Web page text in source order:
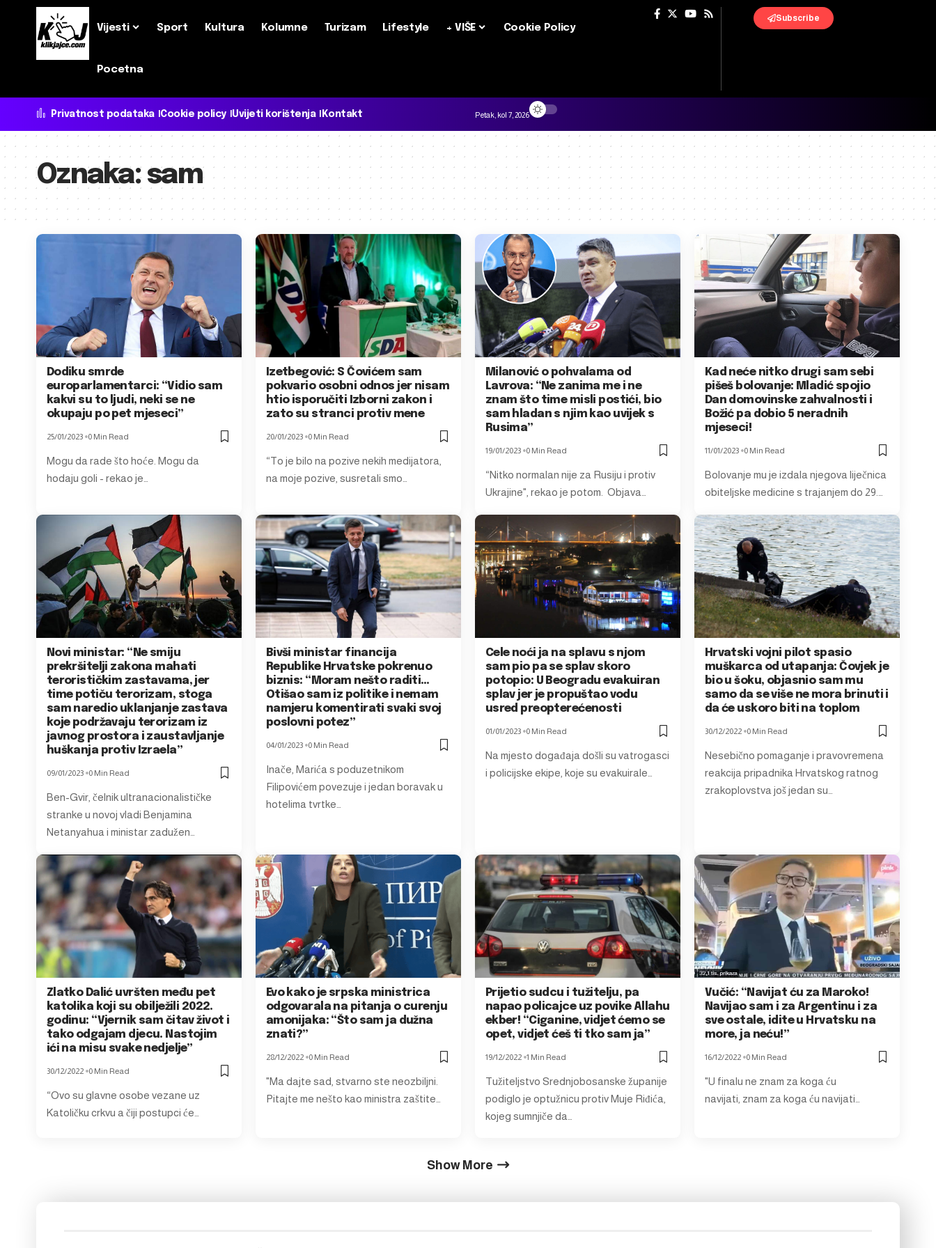
Vijesti Sport Kultura Kolumne Turizam Lifestyle + VIŠE Cookie Policy
Pocetna
Subscribe
Privatnost podataka Cookie policy Uvijeti korištenja Kontakt Petak, kol 7, 2026
Oznaka: sam
Dodiku smrde
europarlamentarci: “Vidio sam
kakvi su to ljudi, neki se ne
okupaju po pet mjeseci”
25/01/2023 0 Min Read
Mogu da rade što hoće. Mogu da
hodaju goli - rekao je…
Izetbegović: S Čovićem sam
pokvario osobni odnos jer nisam
htio isporučiti Izborni zakon i
zato su stranci protiv mene
20/01/2023 0 Min Read
“To je bilo na pozive nekih medijatora,
na moje pozive, susretali smo…
Milanović o pohvalama od
Lavrova: “Ne zanima me i ne
znam što time misli postići, bio
sam hladan s njim kao uvijek s
Rusima”
19/01/2023 0 Min Read
“Nitko normalan nije za Rusiju i protiv
Ukrajine", rekao je potom. Objava…
Kad neće nitko drugi sam sebi
pišeš bolovanje: Mladić spojio
Dan domovinske zahvalnosti i
Božić pa dobio 5 neradnih
mjeseci!
11/01/2023 0 Min Read
Bolovanje mu je izdala njegova liječnica
obiteljske medicine s trajanjem do 29.…
Novi ministar: “Ne smiju
prekršitelji zakona mahati
terorističkim zastavama, jer
time potiču terorizam, stoga
sam naredio uklanjanje zastava
koje podržavaju terorizam iz
javnog prostora i zaustavljanje
huškanja protiv Izraela”
09/01/2023 0 Min Read
Ben-Gvir, čelnik ultranacionalističke
stranke u novoj vladi Benjamina
Netanyahua i ministar zadužen…
Bivši ministar financija
Republike Hrvatske pokrenuo
biznis: “Moram nešto raditi…
Otišao sam iz politike i nemam
namjeru komentirati svaki svoj
poslovni potez”
04/01/2023 0 Min Read
Inače, Marića s poduzetnikom
Filipovićem povezuje i jedan boravak u
hotelima tvrtke…
Cele noći ja na splavu s njom
sam pio pa se splav skoro
potopio: U Beogradu evakuiran
splav jer je propuštao vodu
usred preopterećenosti
01/01/2023 0 Min Read
Na mjesto događaja došli su vatrogasci
i policijske ekipe, koje su evakuirale…
Hrvatski vojni pilot spasio
muškarca od utapanja: Čovjek je
bio u šoku, objasnio sam mu
samo da se više ne mora brinuti i
da će uskoro biti na toplom
30/12/2022 0 Min Read
Nesebično pomaganje i pravovremena
reakcija pripadnika Hrvatskog ratnog
zrakoplovstva još jedan su…
Zlatko Dalić uvršten među pet
katolika koji su obilježili 2022.
godinu: “Vjernik sam čitav život i
tako odgajam djecu. Nastojim
ići na misu svake nedjelje”
30/12/2022 0 Min Read
“Ovo su glavne osobe vezane uz
Katoličku crkvu a čiji postupci će…
Evo kako je srpska ministrica
odgovarala na pitanja o curenju
amonijaka: “Što sam ja dužna
znati?”
28/12/2022 0 Min Read
"Ma dajte sad, stvarno ste neozbiljni.
Pitajte me nešto kao ministra zaštite…
Prijetio sudcu i tužitelju, pa
napao policajce uz povike Allahu
ekber! “Ciganine, vidjet ćemo se
opet, vidjet ćeš ti tko sam ja”
19/12/2022 1 Min Read
Tužiteljstvo Srednjobosanske županije
podiglo je optužnicu protiv Muje Riđića,
kojeg sumnjiče da…
Vučić: “Navijat ću za Maroko!
Navijao sam i za Argentinu i za
sve ostale, idite u Hrvatsku na
more, ja neću!”
16/12/2022 0 Min Read
"U finalu ne znam za koga ću
navijati, znam za koga ću navijati…
Show More